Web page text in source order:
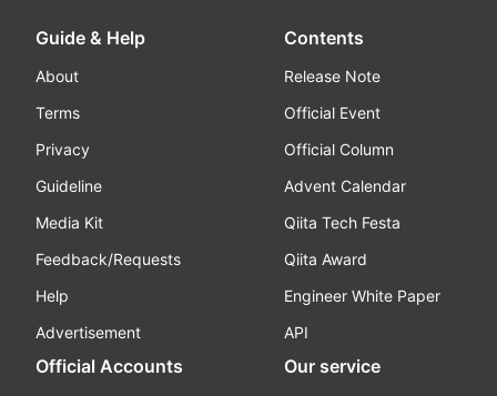
Guide & Help
About
Terms
Privacy
Guideline
Media Kit
Feedback/Requests
Help
Advertisement
Contents
Release Note
Official Event
Official Column
Advent Calendar
Qiita Tech Festa
Qiita Award
Engineer White Paper
API
Official Accounts Our service